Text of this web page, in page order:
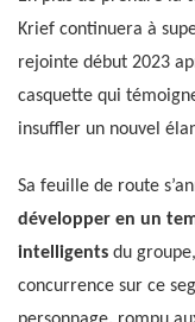
Krief continuera à
rejointe début 2023
casquette qui
insuffler un nouvel
Sa feuille de route
développer en un
intelligents du
concurrence sur ce